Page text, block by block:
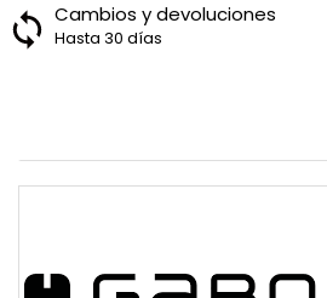
Cambios y devoluciones
Hasta 30 días